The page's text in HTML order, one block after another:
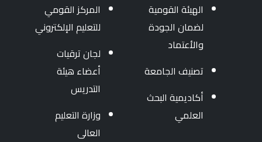
الهيئة القومية
لضمان الجودة
والأعتماد
تصنيف الجامعة
أكاديمية البحث
العلمي
المركز القومي
للتعليم الإلكتروني
لجان ترقيات
أعضاء هيئة
التدريس
وزارة التعليم
العالى